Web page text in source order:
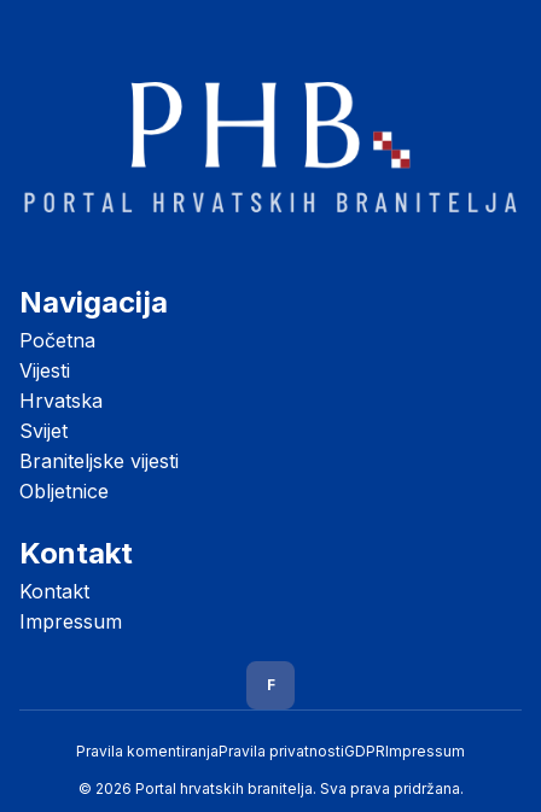
Navigacija
Početna
Vijesti
Hrvatska
Svijet
Braniteljske vijesti
Obljetnice
Kontakt
Kontakt
Impressum
F
Pravila komentiranjaPravila privatnostiGDPRImpressum
© 2026 Portal hrvatskih branitelja. Sva prava pridržana.